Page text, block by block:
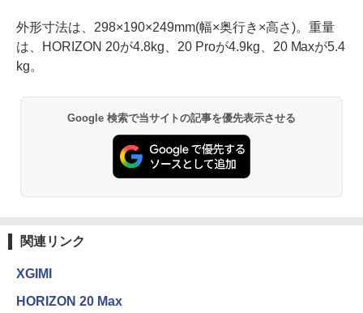
外形寸法は、298×190×249mm(幅×奥行き×高さ)。重量
は、HORIZON 20が4.8kg、20 Proが4.9kg、20 Maxが5.4
kg。
Google 検索で当サイトの記事を優先表示させる
関連リンク
XGIMI
HORIZON 20 Max